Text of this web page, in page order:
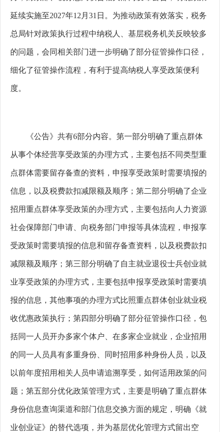
延续实施至2027年12 月 31 日。为推动政策有效落实，税务
总局针对政策执行过程中纳税人、基层税务机关反映较多
的问题，会同相关部门进一步明确了部分征管操作口径，
细化了征管操作流程，有利于提高纳税人享受政策便利
度。
《公告》共有6部分内容。第一部分明确了重点群体
从事个体经营享受政策的办理方式，主要包括不同类型重
点群体需要留存备查的资料，申报享受政策时需要填报的
信息，以及税费款扣减限额及顺序；第二部分明确了企业
招用重点群体享受政策的办理方式，主要包括向人力资源
社会保障部门申请、向税务部门申报等具体流程，申报享
受政策时需要填报的信息和留存备查资料，以及税费款扣
减限额及顺序；第三部分明确了自主就业退役士兵创业就
业享受政策的办理方式，主要包括申报享受政策时需要填
报的信息，其他事项的办理方式比照重点群体创业就业税
收优惠政策执行；第四部分明确了部分征管操作口径，包
括同一人员开办多家个体户、在多家企业就业，企业招用
的同一人员具有多重身份、同时招用多种身份人员，以及
以前年度招用相关人员申请追溯享受，如何适用政策的问
题；第五部分优化政策管理方式，主要是明确了重点群体
身份信息查询渠道和部门信息交换方面的规定，明确《就
业创业证》的替代选项，并为基层优化管理方式留出空